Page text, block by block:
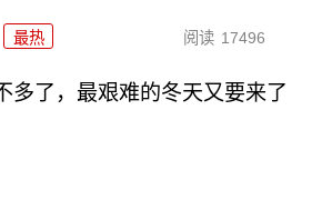
最热 阅读 17496
多了，最艰难的冬天又要来了